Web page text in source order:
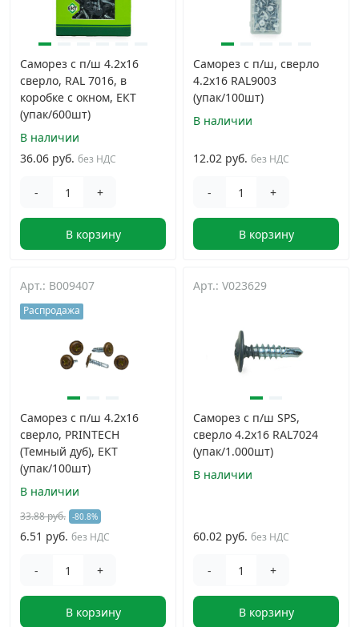
Саморез с п/ш 4.2х16
сверло, RAL 7016, в
коробке с окном, ЕКТ
(упак/600шт)
В наличии
36.06 руб. без НДС
- +
В корзину
Саморез с п/ш, сверло
4.2х16 RAL9003
(упак/100шт)
В наличии
12.02 руб. без НДС
- +
В корзину
Арт.: B009407
Распродажа
Саморез с п/ш 4.2х16
сверло, PRINTECH
(Темный дуб), ЕКТ
(упак/100шт)
В наличии
33.88 руб. -80.8%
6.51 руб. без НДС
- +
В корзину
Арт.: V023629
Саморез с п/ш SPS,
сверло 4.2х16 RAL7024
(упак/1.000шт)
В наличии
60.02 руб. без НДС
- +
В корзину